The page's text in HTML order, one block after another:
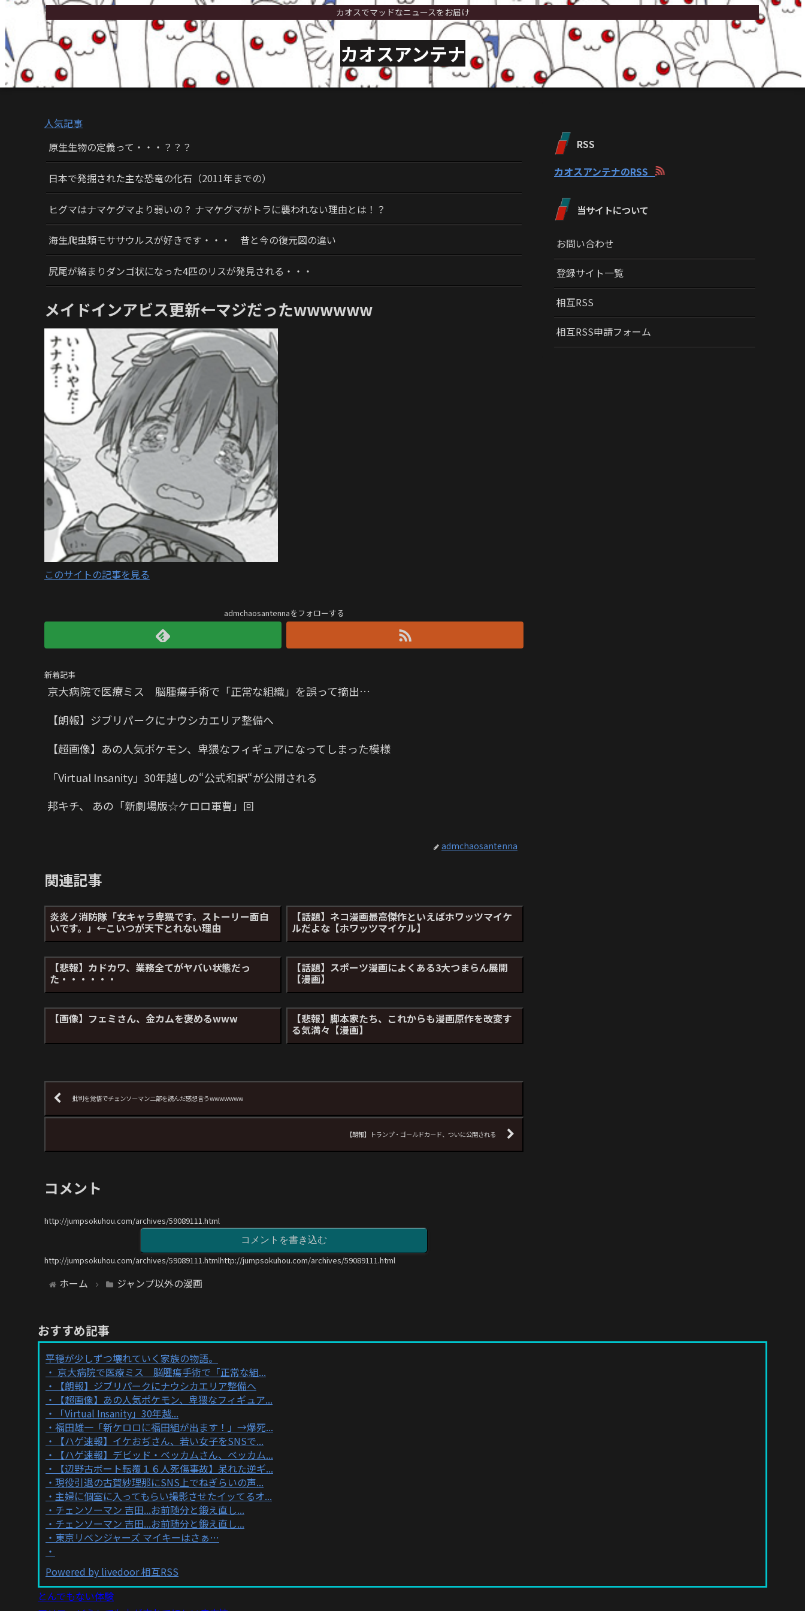
カオスでマッドなニュースをお届け
カオスアンテナ
人気記事
原生生物の定義って・・・？？？
日本で発掘された主な恐竜の化石（2011年までの）
ヒグマはナマケグマより弱いの？ ナマケグマがトラに襲われない理由とは！？
海生爬虫類モササウルスが好きです・・・ 昔と今の復元図の違い
尻尾が絡まりダンゴ状になった4匹のリスが発見される・・・
メイドインアビス更新←マジだったwwwwww
このサイトの記事を見る
admchaosantennaをフォローする
新着記事
京大病院で医療ミス 脳腫瘍手術で「正常な組織」を誤って摘出…
【朗報】ジブリパークにナウシカエリア整備へ
【超画像】あの人気ポケモン、卑猥なフィギュアになってしまった模様
「Virtual Insanity」30年越しの“公式和訳“が公開される
邦キチ、 あの「新劇場版☆ケロロ軍曹」回
admchaosantenna
関連記事
炎炎ノ消防隊「女キャラ卑猥です。ストーリー面白
いです。」←こいつが天下とれない理由
【話題】ネコ漫画最高傑作といえばホワッツマイケ
ルだよな【ホワッツマイケル】
【悲報】カドカワ、業務全てがヤバい状態だっ
た・・・・・・
【話題】スポーツ漫画によくある3大つまらん展開
【漫画】
【画像】フェミさん、金カムを褒めるwww 【悲報】脚本家たち、これからも漫画原作を改変す
る気満々【漫画】
批判を覚悟でチェンソーマン二部を読んだ感想言うwwwwwww
【朗報】トランプ・ゴールドカード、ついに公開される
コメント
http://jumpsokuhou.com/archives/59089111.html
コメントを書き込む
http://jumpsokuhou.com/archives/59089111.htmlhttp://jumpsokuhou.com/archives/59089111.html
ホーム ジャンプ以外の漫画
RSS
カオスアンテナのRSS
当サイトについて
お問い合わせ
登録サイト一覧
相互RSS
相互RSS申請フォーム
おすすめ記事
平穏が少しずつ壊れていく家族の物語。
京大病院で医療ミス 脳腫瘍手術で「正常な組...
【朗報】ジブリパークにナウシカエリア整備へ
【超画像】あの人気ポケモン、卑猥なフィギュア...
「Virtual Insanity」30年越...
福田雄一「新ケロロに福田組が出ます！」→爆死...
【ハゲ速報】イケおぢさん、若い女子をSNSで...
【ハゲ速報】デビッド・ベッカムさん、ベッカム...
【辺野古ボート転覆１６人死傷事故】呆れた逆ギ...
現役引退の古賀紗理那にSNS上でねぎらいの声...
主婦に個室に入ってもらい撮影させたイッてるオ...
チェンソーマン 吉田...お前随分と鍛え直し...
チェンソーマン 吉田...お前随分と鍛え直し...
東京リベンジャーズ マイキーはさぁ…
Powered by livedoor 相互RSS
とんでもない体験